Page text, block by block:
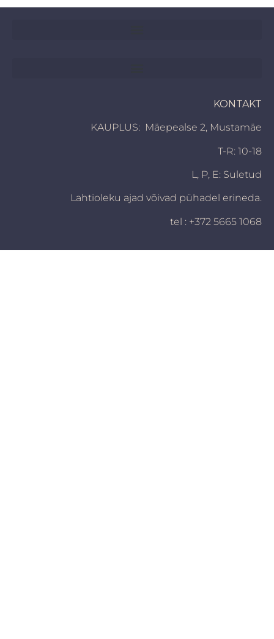
KONTAKT
KAUPLUS: Mäepealse 2, Mustamäe
T-R: 10-18
L, P, E: Suletud
Lahtioleku ajad võivad pühadel erineda.
tel : +372 5665 1068